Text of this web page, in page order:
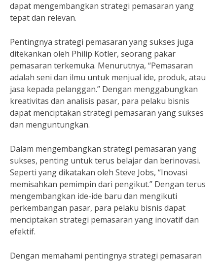
dapat mengembangkan strategi pemasaran yang
tepat dan relevan.
Pentingnya strategi pemasaran yang sukses juga
ditekankan oleh Philip Kotler, seorang pakar
pemasaran terkemuka. Menurutnya, “Pemasaran
adalah seni dan ilmu untuk menjual ide, produk, atau
jasa kepada pelanggan.” Dengan menggabungkan
kreativitas dan analisis pasar, para pelaku bisnis
dapat menciptakan strategi pemasaran yang sukses
dan menguntungkan.
Dalam mengembangkan strategi pemasaran yang
sukses, penting untuk terus belajar dan berinovasi.
Seperti yang dikatakan oleh Steve Jobs, “Inovasi
memisahkan pemimpin dari pengikut.” Dengan terus
mengembangkan ide-ide baru dan mengikuti
perkembangan pasar, para pelaku bisnis dapat
menciptakan strategi pemasaran yang inovatif dan
efektif.
Dengan memahami pentingnya strategi pemasaran